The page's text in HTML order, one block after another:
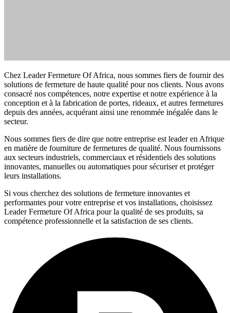
Chez Leader Fermeture Of Africa, nous sommes fiers de fournir des
solutions de fermeture de haute qualité pour nos clients. Nous avons
consacré nos compétences, notre expertise et notre expérience à la
conception et à la fabrication de portes, rideaux, et autres fermetures
depuis des années, acquérant ainsi une renommée inégalée dans le
secteur.
Nous sommes fiers de dire que notre entreprise est leader en Afrique
en matière de fourniture de fermetures de qualité. Nous fournissons
aux secteurs industriels, commerciaux et résidentiels des solutions
innovantes, manuelles ou automatiques pour sécuriser et protéger
leurs installations.
Si vous cherchez des solutions de fermeture innovantes et
performantes pour votre entreprise et vos installations, choisissez
Leader Fermeture Of Africa pour la qualité de ses produits, sa
compétence professionnelle et la satisfaction de ses clients.